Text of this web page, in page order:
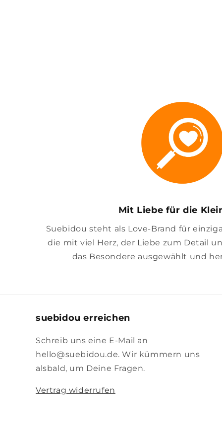
Mit Liebe für die
Suebidou steht als Love-Brand für
die mit viel Herz, der Liebe zum Detail
das Besondere ausgewählt und
suebidou erreichen
Schreib uns eine E-Mail an
hello@suebidou.de. Wir kümmern uns
alsbald, um Deine Fragen.
Vertrag widerrufen